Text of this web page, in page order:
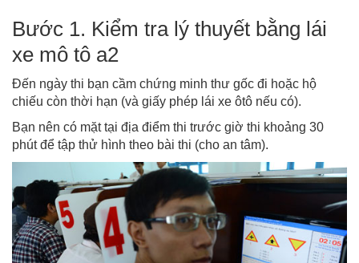
Bước 1. Kiểm tra lý thuyết bằng lái
xe mô tô a2
Đến ngày thi bạn cầm chứng minh thư gốc đi hoặc hộ
chiếu còn thời hạn (và giấy phép lái xe ôtô nếu có).
Bạn nên có mặt tại địa điểm thi trước giờ thi khoảng 30
phút để tập thử hình theo bài thi (cho an tâm).